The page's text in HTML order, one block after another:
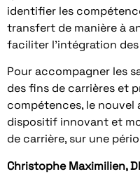
identifier les
transfert de manière à
faciliter l’intégration
Pour accompagner les
des fins de carrières et
compétences, le nouvel
dispositif innovant et
de carrière, sur une
Christophe Maximilien,